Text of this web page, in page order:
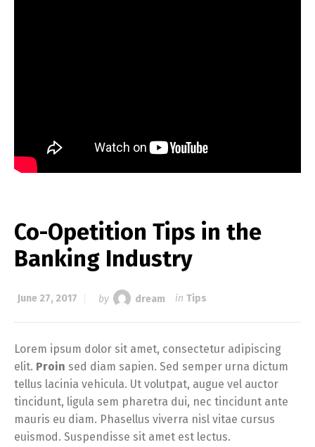
Co-Opetition Tips in the
Banking Industry
June 27, 2017 by dream in Tips
Lorem ipsum dolor sit amet, consectetur adipiscing
elit. Proin sed diam sapien. Sed semper urna dictum
tellus lacinia vehicula. Ut volutpat, augue vel auctor
tincidunt, ligula sem pharetra dui, nec tincidunt ante
mauris eu diam. Phasellus viverra nisl vitae cursus
euismod. Suspendisse sit amet est lectus.